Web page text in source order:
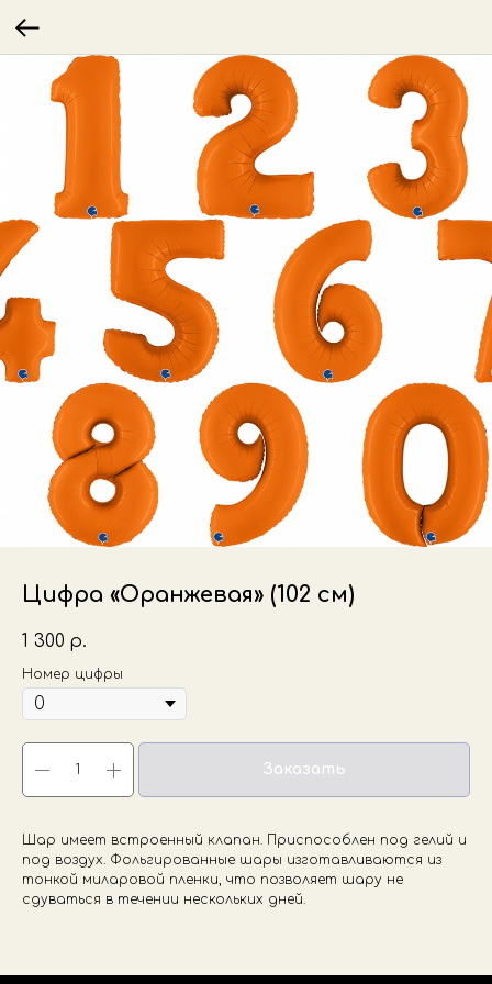
Цифра «Оранжевая» (102 см)
1 300 р.
Номер цифры
Заказать
Шар имеет встроенный клапан. Приспособлен под гелий и
под воздух. Фольгированные шары изготавливаются из
тонкой миларовой пленки, что позволяет шару не
сдуваться в течении нескольких дней.